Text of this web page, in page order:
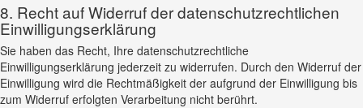
8. Recht auf Widerruf der datenschutzrechtlichen
Einwilligungserklärung
Sie haben das Recht, Ihre datenschutzrechtliche
Einwilligungserklärung jederzeit zu widerrufen. Durch den Widerruf der
Einwilligung wird die Rechtmäßigkeit der aufgrund der Einwilligung bis
zum Widerruf erfolgten Verarbeitung nicht berührt.